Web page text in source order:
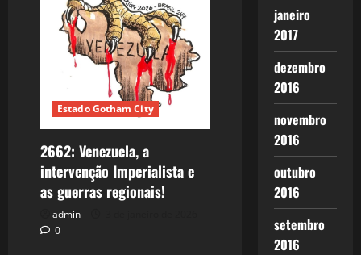
Estado Gotham City
2662: Venezuela, a
intervenção Imperialista e
as guerras regionais!
admin
0
janeiro
2017
dezembro
2016
novembro
2016
outubro
2016
setembro
2016